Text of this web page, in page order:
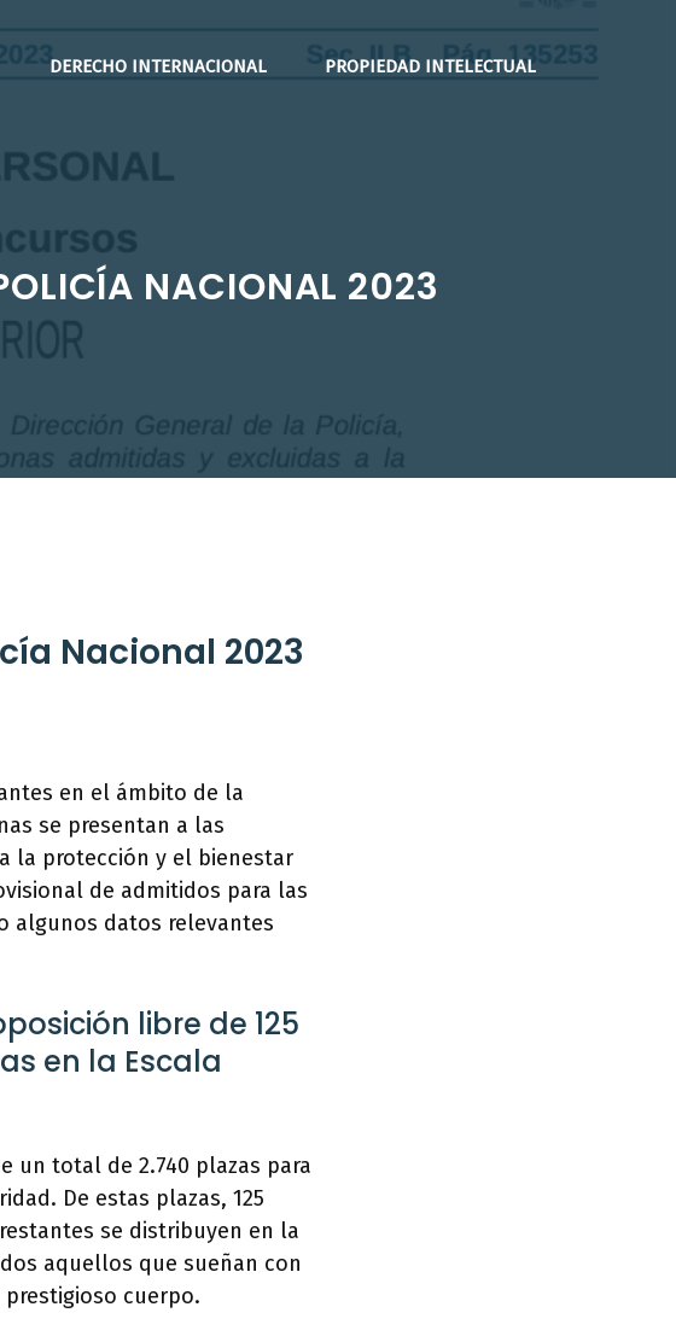
DERECHO INTERNACIONAL PROPIEDAD INTELECTUAL
NACIONAL 2023
Nacional 2023
en el ámbito de la
se presentan a las
la protección y el bienestar
de admitidos para las
algunos datos relevantes
libre de 125
en la Escala
un total de 2.740 plazas para
De estas plazas, 125
se distribuyen en la
aquellos que sueñan con
cuerpo.